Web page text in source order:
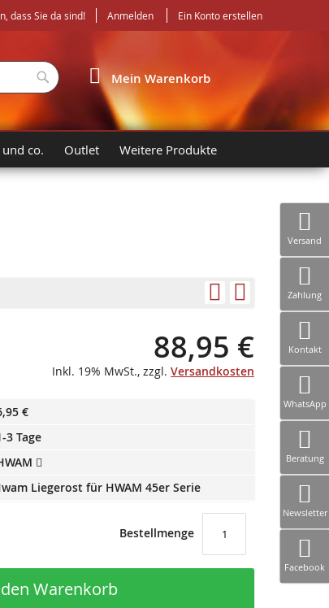
dass Sie da sind! Anmelden Ein Konto erstellen
Mein Warenkorb
Suche
und co. Outlet Weitere Produkte
88,95 €
Inkl. 19% MwSt., zzgl. Versandkosten
€
3 Tage
Liegerost für HWAM 45er Serie
Bestellmenge
Warenkorb
Versand
Zahlung
Kontakt
WhatsApp
Beratung
Newsletter
Facebook